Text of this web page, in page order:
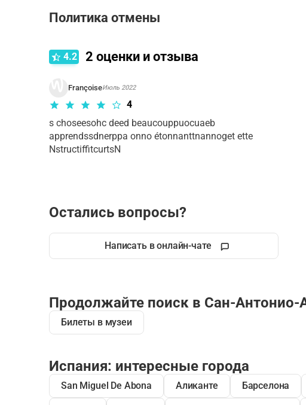
Политика отмены
4.2
2 оценки и отзыва
FrançoiseИюль 2022
4
s choseesohc deed beaucouppuocuaeb
apprendssdnerppa onno étonnanttnannoget ette
NstructiffitcurtsN
Остались вопросы?
Написать в онлайн-чате
Продолжайте поиск в Сан-Антонио-
Билеты в музеи
Испания: интересные города
San Miguel De Abona Аликанте Барселона